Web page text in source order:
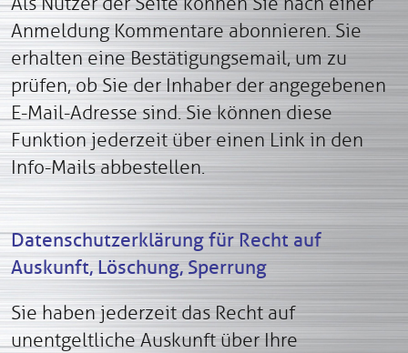
Anmeldung Kommentare abonnieren. Sie
erhalten eine Bestätigungsemail, um zu
prüfen, ob Sie der Inhaber der angegebenen
E-Mail-Adresse sind. Sie können diese
Funktion jederzeit über einen Link in den
Info-Mails abbestellen.
Datenschutzerklärung für Recht auf
Auskunft, Löschung, Sperrung
Sie haben jederzeit das Recht auf
unentgeltliche Auskunft über Ihre